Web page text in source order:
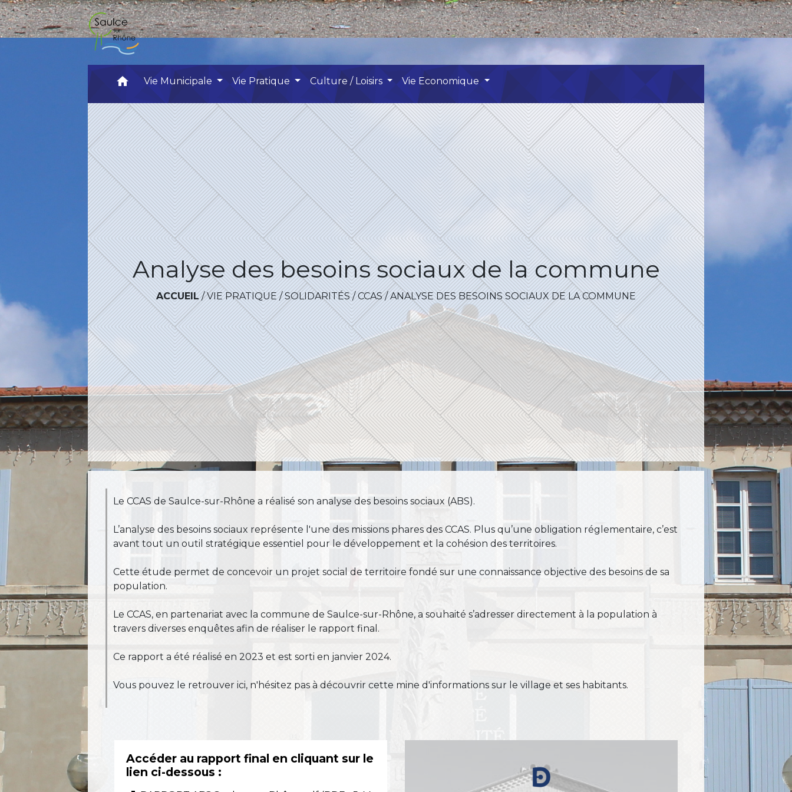
home Vie Municipale Vie Pratique Culture / Loisirs Vie Economique
Analyse des besoins sociaux de la commune
ACCUEIL/VIE PRATIQUE/SOLIDARITÉS / CCAS/ANALYSE DES BESOINS SOCIAUX DE LA COMMUNE
Le CCAS de Saulce-sur-Rhône a réalisé son analyse des besoins sociaux (ABS).
L’analyse des besoins sociaux représente l'une des missions phares des CCAS. Plus qu’une obligation réglementaire, c’est
avant tout un outil stratégique essentiel pour le développement et la cohésion des territoires.
Cette étude permet de concevoir un projet social de territoire fondé sur une connaissance objective des besoins de sa
population.
Le CCAS, en partenariat avec la commune de Saulce-sur-Rhône, a souhaité s’adresser directement à la population à
travers diverses enquêtes afin de réaliser le rapport final.
Ce rapport a été réalisé en 2023 et est sorti en janvier 2024.
Vous pouvez le retrouver ici, n'hésitez pas à découvrir cette mine d'informations sur le village et ses habitants.
Accéder au rapport final en cliquant sur le
lien ci-dessous :